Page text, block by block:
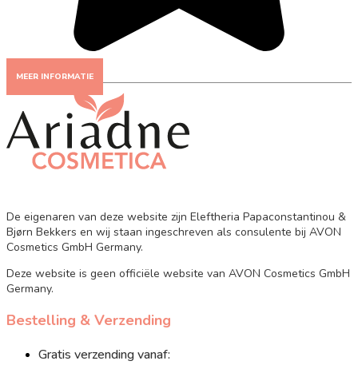
MEER INFORMATIE
De eigenaren van deze website zijn Eleftheria Papaconstantinou &
Bjørn Bekkers en wij staan ingeschreven als consulente bij AVON
Cosmetics GmbH Germany.
Deze website is geen officiële website van AVON Cosmetics GmbH
Germany.
Bestelling & Verzending
Gratis verzending vanaf: